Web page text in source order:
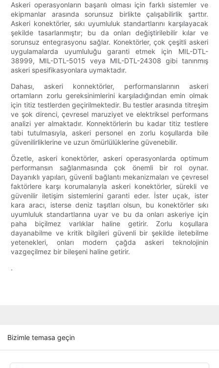
Askeri operasyonların başarılı olması için farklı sistemler ve
ekipmanlar arasında sorunsuz birlikte çalışabilirlik şarttır.
Askeri konektörler, sıkı uyumluluk standartlarını karşılayacak
şekilde tasarlanmıştır; bu da onları değiştirilebilir kılar ve
sorunsuz entegrasyonu sağlar. Konektörler, çok çeşitli askeri
uygulamalarda uyumluluğu garanti etmek için MIL-DTL-
38999, MIL-DTL-5015 veya MIL-DTL-24308 gibi tanınmış
askeri spesifikasyonlara uymaktadır.
Dahası, askeri konnektörler, performanslarının askeri
ortamların zorlu gereksinimlerini karşıladığından emin olmak
için titiz testlerden geçirilmektedir. Bu testler arasında titreşim
ve şok direnci, çevresel maruziyet ve elektriksel performans
analizi yer almaktadır. Konnektörlerin bu kadar titiz testlere
tabi tutulmasıyla, askeri personel en zorlu koşullarda bile
güvenilirliklerine ve uzun ömürlülüklerine güvenebilir.
Özetle, askeri konektörler, askeri operasyonlarda optimum
performansın sağlanmasında çok önemli bir rol oynar.
Dayanıklı yapıları, güvenli bağlantı mekanizmaları ve çevresel
faktörlere karşı korumalarıyla askeri konektörler, sürekli ve
güvenilir iletişim sistemlerini garanti eder. İster uçak, ister
kara aracı, isterse deniz taşıtları olsun, bu konektörler sıkı
uyumluluk standartlarına uyar ve bu da onları askeriye için
paha biçilmez varlıklar haline getirir. Zorlu koşullara
dayanabilme ve kritik bilgileri güvenli bir şekilde iletebilme
yetenekleri, onları modern çağda askeri teknolojinin
vazgeçilmez bir bileşeni haline getirir.
.
Bizimle temasa geçin